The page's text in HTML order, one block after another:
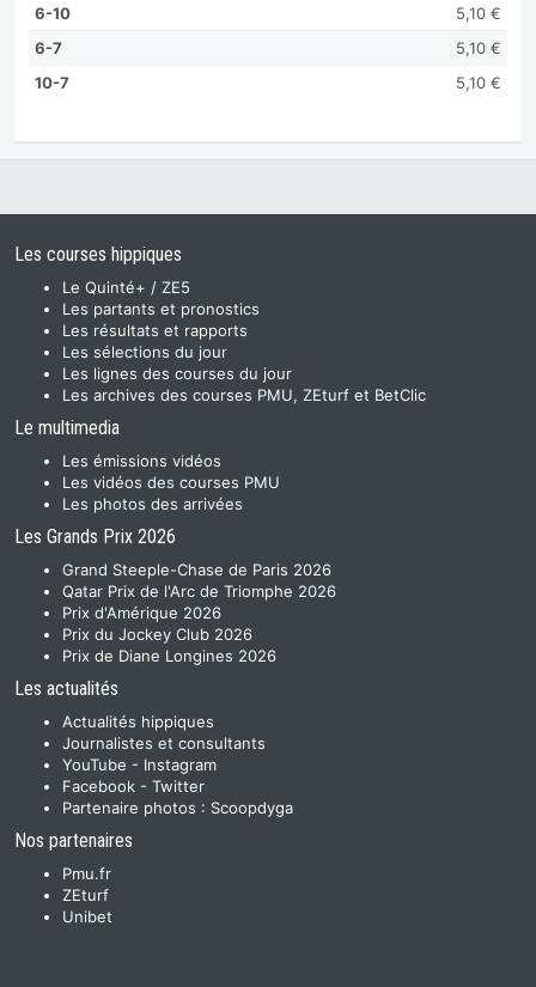
6-10
5,10 €
6-7
5,10 €
10-7
5,10 €
Les courses hippiques
Le Quinté+ / ZE5
Les partants et pronostics
Les résultats et rapports
Les sélections du jour
Les lignes des courses du jour
Les archives des courses PMU, ZEturf et BetClic
Le multimedia
Les émissions vidéos
Les vidéos des courses PMU
Les photos des arrivées
Les Grands Prix 2026
Grand Steeple-Chase de Paris 2026
Qatar Prix de l'Arc de Triomphe 2026
Prix d'Amérique 2026
Prix du Jockey Club 2026
Prix de Diane Longines 2026
Les actualités
Actualités hippiques
Journalistes et consultants
YouTube - Instagram
Facebook - Twitter
Partenaire photos : Scoopdyga
Nos partenaires
Pmu.fr
ZEturf
Unibet